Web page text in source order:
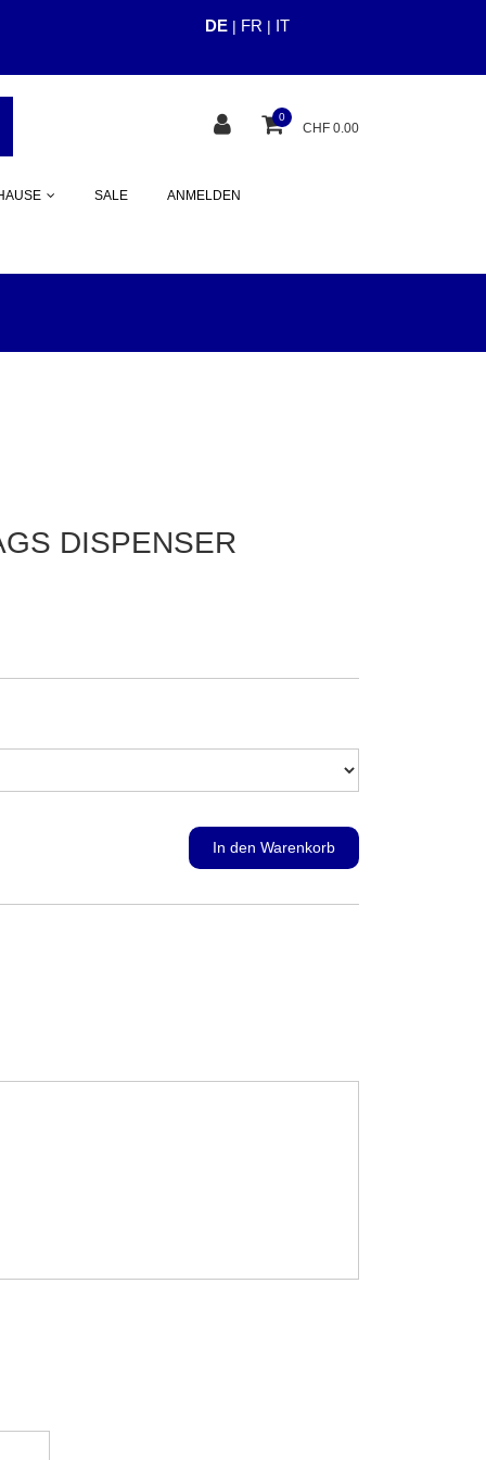
DE | FR | IT
0
CHF 0.00
SALE ANMELDEN
DISPENSER